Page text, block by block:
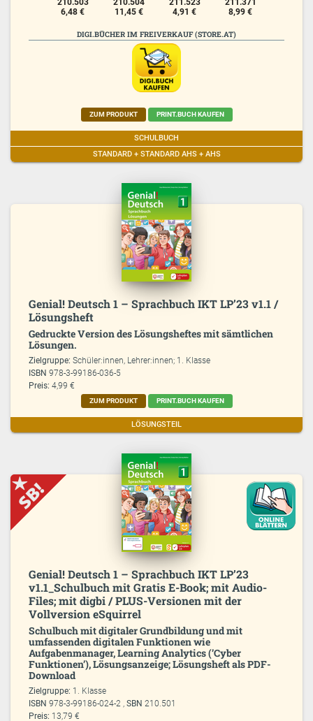
210.503
6,48 €
210.504
11,45 €
211.523
4,91 €
211.371
8,99 €
DIGI.BÜCHER IM FREIVERKAUF (STORE.AT)
ZUM PRODUKT PRINT.BUCH KAUFEN
SCHULBUCH
STANDARD + STANDARD AHS + AHS
Genial! Deutsch 1 – Sprachbuch IKT LP’23 v1.1 /
Lösungsheft
Gedruckte Version des Lösungsheftes mit sämtlichen
Lösungen.
Zielgruppe:Schüler:innen, Lehrer:innen; 1. Klasse
ISBN978-3-99186-036-5
Preis: 4,99 €
ZUM PRODUKT PRINT.BUCH KAUFEN
LÖSUNGSTEIL
Genial! Deutsch 1 – Sprachbuch IKT LP’23
v1.1_Schulbuch mit Gratis E-Book; mit Audio-
Files; mit digbi / PLUS-Versionen mit der
Vollversion eSquirrel
Schulbuch mit digitaler Grundbildung und mit
umfassenden digitalen Funktionen wie
Aufgabenmanager, Learning Analytics (’Cyber
Funktionen’), Lösungsanzeige; Lösungsheft als PDF-
Download
Zielgruppe: 1. Klasse
ISBN978-3-99186-024-2 ,SBN210.501
Preis: 13,79 €